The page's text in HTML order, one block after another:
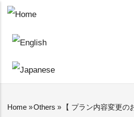
Skip
main
content
BREADCRUMB
Home »Others » 【 プラン内容変更の